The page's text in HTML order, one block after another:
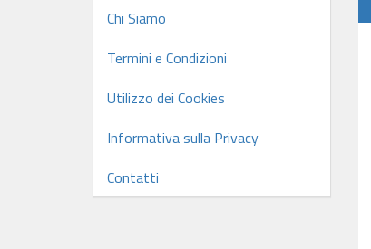
Chi Siamo
Termini e Condizioni
Utilizzo dei Cookies
Informativa sulla Privacy
Contatti